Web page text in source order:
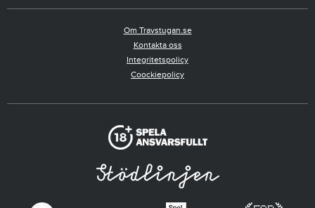
Om Travstugan.se
Kontakta oss
Integritetspolicy
Coockiepolicy